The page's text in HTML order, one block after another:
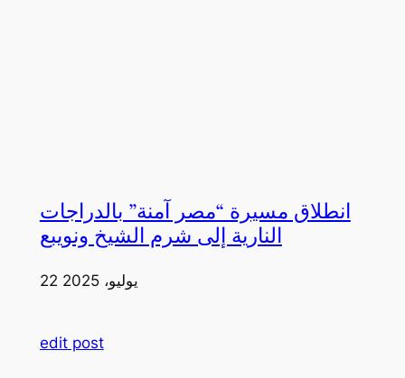
انطلاق مسيرة “مصر آمنة” بالدراجات
النارية إلى شرم الشيخ ونويبع
22 يوليو، 2025
edit post